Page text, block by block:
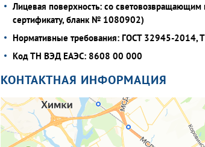
Лицевая поверхность: со
сертификату, бланк № 1080902)
Нормативные требования: ГОСТ 32945-
Код ТН ВЭД ЕАЭС: 8608 00 000
КОНТАКТНАЯ ИНФОРМАЦИЯ